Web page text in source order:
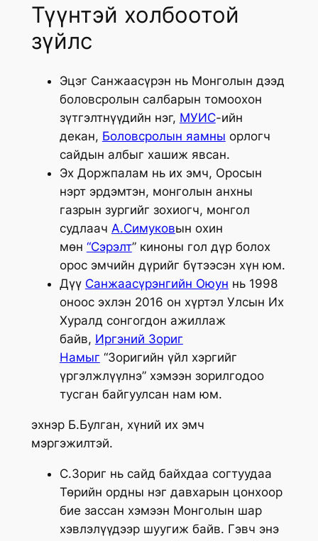
Түүнтэй холбоотой
зүйлс
Эцэг Санжаасүрэн нь Монголын дээд
боловсролын салбарын томоохон
зүтгэлтнүүдийн нэг, МУИС-ийн
декан, Боловсролын яамны орлогч
сайдын албыг хашиж явсан.
Эх Доржпалам нь их эмч, Оросын
нэрт эрдэмтэн, монголын анхны
газрын зургийг зохиогч, монгол
судлаач А.Симуковын охин
мөн “Сэрэлт” киноны гол дүр болох
орос эмчийн дүрийг бүтээсэн хүн юм.
Дүү Санжаасүрэнгийн Оюун нь 1998
оноос эхлэн 2016 он хүртэл Улсын Их
Хуралд сонгогдон ажиллаж
байв, Иргэний Зориг
Намыг “Зоригийн үйл хэргийг
үргэлжлүүлнэ” хэмээн зорилгодоо
тусган байгуулсан нам юм.
эхнэр Б.Булган, хүний их эмч
мэргэжилтэй.
С.Зориг нь сайд байхдаа согтуудаа
Төрийн ордны нэг давхарын цонхоор
бие зассан хэмээн Монголын шар
хэвлэлүүдээр шуугиж байв. Гэвч энэ